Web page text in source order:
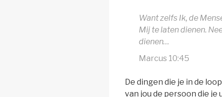
Want zelfs Ik, de
Mij te laten dienen.
dienen…
Marcus 10:45
De dingen die je in de
van jou de persoon die